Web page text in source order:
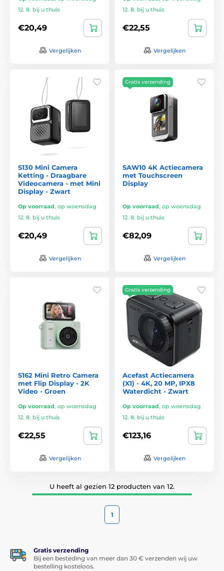
12. 8. bij u thuis
€20,49
Vergelijken
12. 8. bij u thuis
€22,55
Vergelijken
S130 Mini Camera
Ketting - Draagbare
Videocamera - met Mini
Display - Zwart
Op voorraad, op woensdag
12. 8. bij u thuis
€20,49
Vergelijken
Gratis verzending
SAW10 4K Actiecamera
met Touchscreen
Display
Op voorraad, op woensdag
12. 8. bij u thuis
€82,09
Vergelijken
S162 Mini Retro Camera
met Flip Display - 2K
Video - Groen
Op voorraad, op woensdag
12. 8. bij u thuis
€22,55
Vergelijken
Gratis verzending
Acefast Actiecamera
(X1) - 4K, 20 MP, IPX8
Waterdicht - Zwart
Op voorraad, op woensdag
12. 8. bij u thuis
€123,16
Vergelijken
U heeft al gezien 12 producten van 12.
1
Gratis verzending
Bij een besteding van meer dan 30 € verzenden wij uw
bestelling kosteloos.